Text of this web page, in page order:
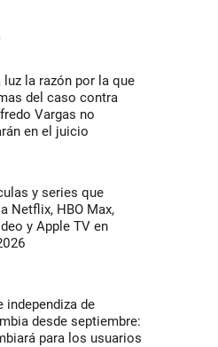
luz la razón por la que
del caso contra
Vargas no
en el juicio
y series que
a Netflix, HBO Max,
y Apple TV en
independiza de
desde septiembre:
para los usuarios